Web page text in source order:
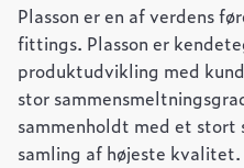
Plasson er en af verdens
fittings. Plasson er
produktudvikling med
stor
sammenholdt med et
samling af højeste kvalitet.